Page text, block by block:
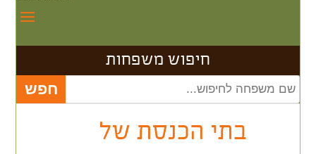
חיפוש משפחות
בתי הכנסת של